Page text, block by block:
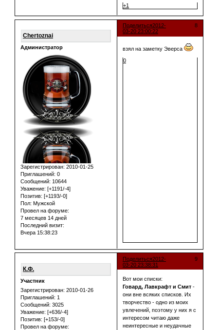
+1
Поделиться 8
2012-
03-20 23:00:22
Chertoznai
Администратор
Зарегистрирован: 2010-01-25
Приглашений: 0
Сообщений: 10644
Уважение: [+1191/-4]
Позитив: [+1193/-0]
Пол: Мужской
Провел на форуме:
7 месяцев 14 дней
Последний визит:
Вчера 15:38:23
взял на заметку Эверса
0
Поделиться 9
2012-
03-20 23:38:31
К.Ф.
Участник
Зарегистрирован: 2010-01-26
Приглашений: 1
Сообщений: 3025
Уважение: [+636/-4]
Позитив: [+153/-0]
Провел на форуме:
Вот мои списки:
Говард, Лавкрафт и Смит -
они вне всяких списков. Их
творчество - одно из моих
увлечений, поэтому у них я с
интересом читаю даже
неинтересные и неудачные